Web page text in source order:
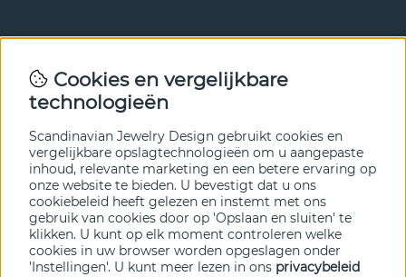
Met onze nieuwsbrief ben je als eerste op de hoogte van
nieuws en aanbiedingen. Meld je hieronder aan.
VERZENDEN
Cookies en vergelijkbare
technologieën
Scandinavian Jewelry Design gebruikt cookies en
vergelijkbare opslagtechnologieën om u aangepaste
inhoud, relevante marketing en een betere ervaring op
onze website te bieden. U bevestigt dat u ons
cookiebeleid heeft gelezen en instemt met ons
gebruik van cookies door op 'Opslaan en sluiten' te
klikken. U kunt op elk moment controleren welke
cookies in uw browser worden opgeslagen onder
'Instellingen'. U kunt meer lezen in ons privacybeleid